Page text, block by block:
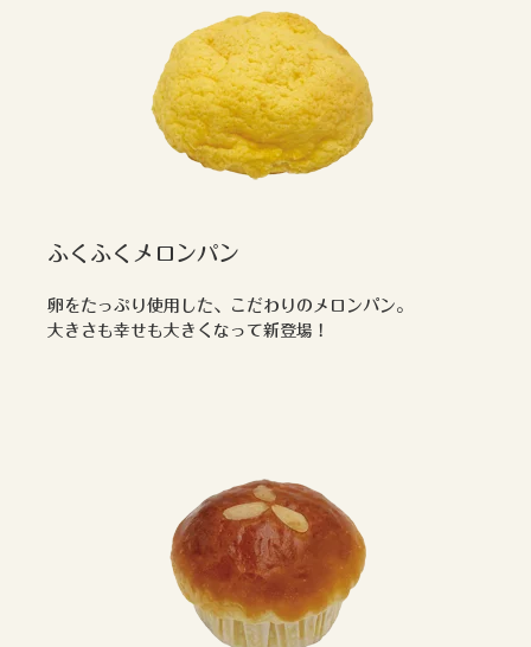
ふくふくメロンパン
卵をたっぷり使用した、こだわりのメロンパン。
大きさも幸せも大きくなって新登場！